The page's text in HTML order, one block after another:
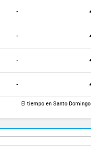
-
-
-
-
El tiempo en Santo Domingo